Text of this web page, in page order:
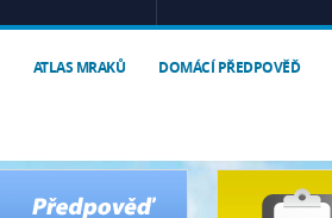
ATLAS MRAKŮ DOMÁCÍ PŘEDPOVĚĎ